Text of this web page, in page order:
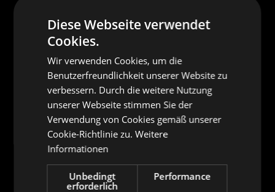
Diese Webseite verwendet
Cookies.
Wir verwenden Cookies, um die
Benutzerfreundlichkeit unserer Website zu
verbessern. Durch die weitere Nutzung
unserer Webseite stimmen Sie der
Verwendung von Cookies gemäß unserer
Cookie-Richtlinie zu.Weitere
Informationen
Unbedingt
erforderlich
Performance